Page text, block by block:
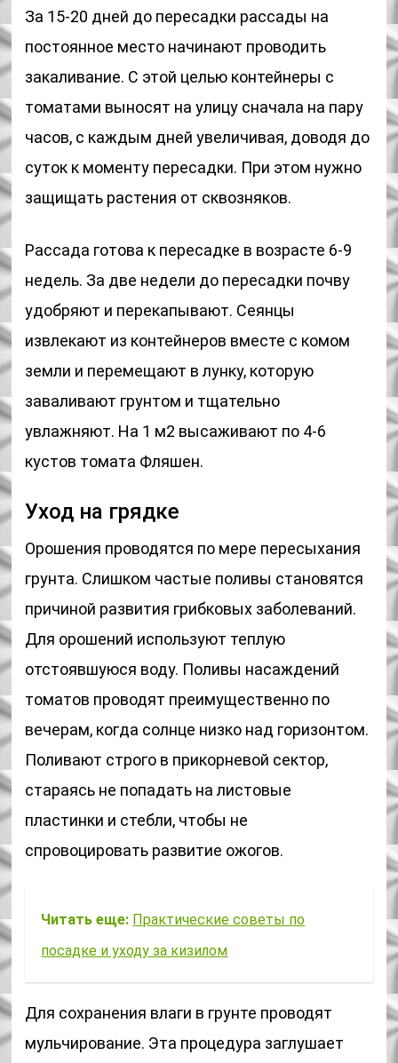
За 15-20 дней до пересадки рассады на
постоянное место начинают проводить
закаливание. С этой целью контейнеры с
томатами выносят на улицу сначала на пару
часов, с каждым дней увеличивая, доводя до
суток к моменту пересадки. При этом нужно
защищать растения от сквозняков.
Рассада готова к пересадке в возрасте 6-9
недель. За две недели до пересадки почву
удобряют и перекапывают. Сеянцы
извлекают из контейнеров вместе с комом
земли и перемещают в лунку, которую
заваливают грунтом и тщательно
увлажняют. На 1 м2 высаживают по 4-6
кустов томата Фляшен.
Уход на грядке
Орошения проводятся по мере пересыхания
грунта. Слишком частые поливы становятся
причиной развития грибковых заболеваний.
Для орошений используют теплую
отстоявшуюся воду. Поливы насаждений
томатов проводят преимущественно по
вечерам, когда солнце низко над горизонтом.
Поливают строго в прикорневой сектор,
стараясь не попадать на листовые
пластинки и стебли, чтобы не
спровоцировать развитие ожогов.
Читать еще: Практические советы по
посадке и уходу за кизилом
Для сохранения влаги в грунте проводят
мульчирование. Эта процедура заглушает